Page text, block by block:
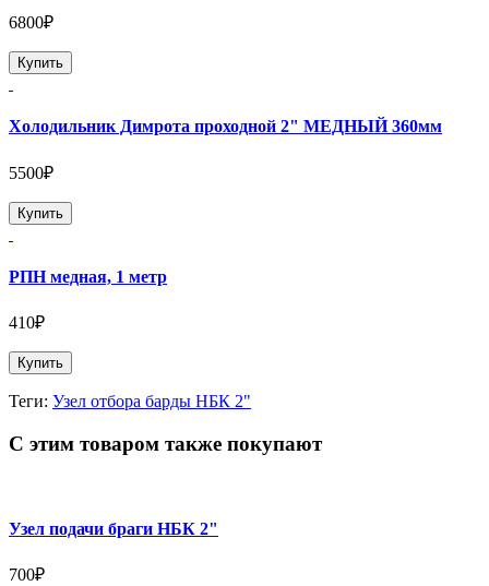
6800₽
Купить
Холодильник Димрота проходной 2" МЕДНЫЙ 360мм
5500₽
Купить
РПН медная, 1 метр
410₽
Купить
Теги: Узел отбора барды НБК 2"
С этим товаром также покупают
Узел подачи браги НБК 2"
700₽